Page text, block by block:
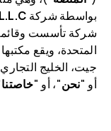
بواسطة شركة
شركة تأسست وقائمة
جيت، الخليج
أو "نحن"، أو "خاصتنا